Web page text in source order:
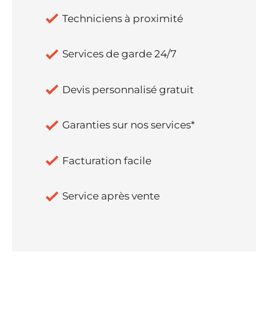
Techniciens à proximité
Services de garde 24/7
Devis personnalisé gratuit
Garanties sur nos services*
Facturation facile
Service après vente